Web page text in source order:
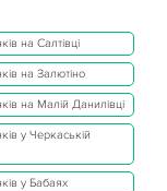
на Салтівці
на Залютіно
на Малій Данилівці
у Черкаській
у Бабаях